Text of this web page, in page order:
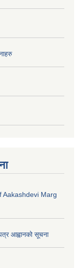
Aakashdevi Marg
आह्वानको सूचना